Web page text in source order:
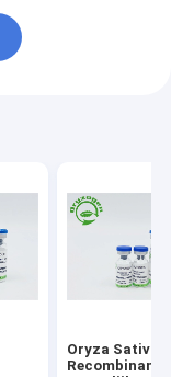
Oryza Sativa
Recombinant